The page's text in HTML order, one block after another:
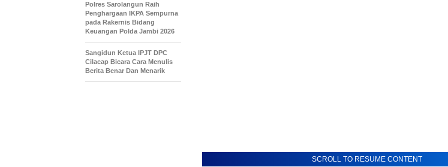
SCROLL TO RESUME CONTENT
Polres Sarolangun Raih
Penghargaan IKPA Sempurna
pada Rakernis Bidang
Keuangan Polda Jambi 2026
Sangidun Ketua IPJT DPC
Cilacap Bicara Cara Menulis
Berita Benar Dan Menarik